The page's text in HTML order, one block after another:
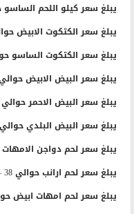
يبلغ سعر كيلو اللحم الساسو حوالي 37
يبلغ سعر الكتكوت الابيض حوالي 9 -13 جنية
يبلغ سعر الكتكوت الساسو حوالي 5.50 – .5.75
يبلغ سعر البيض الابيض حوالي 29 جنية
يبلغ سعر البيض الاحمر حوالي 29 جنية مصري .
يبلغ سعر البيض البلدي حوالي 39 جنية مصري .
يبلغ سعر لحم دواجن الامهات 22 حوالي جنية مصري .
يبلغ سعر لحم ارانب حوالي 38 – 40 جنية مصري .
يبلغ سعر لحم امهات ابيض حوالي 21 – 22 جنية